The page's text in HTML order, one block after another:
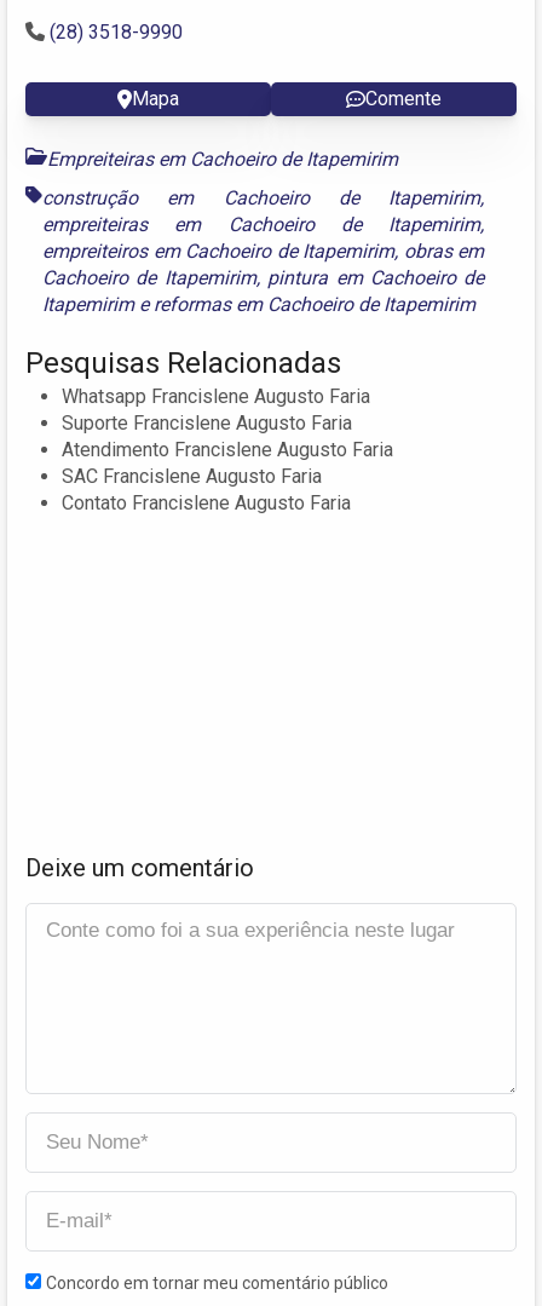
(28) 3518-9990
Mapa Comente
Empreiteiras em Cachoeiro de Itapemirim
construção em Cachoeiro de Itapemirim,
empreiteiras em Cachoeiro de Itapemirim,
empreiteiros em Cachoeiro de Itapemirim, obras em
Cachoeiro de Itapemirim, pintura em Cachoeiro de
Itapemirimereformas em Cachoeiro de Itapemirim
Pesquisas Relacionadas
Whatsapp Francislene Augusto Faria
Suporte Francislene Augusto Faria
Atendimento Francislene Augusto Faria
SAC Francislene Augusto Faria
Contato Francislene Augusto Faria
Deixe um comentário
Concordo em tornar meu comentário público